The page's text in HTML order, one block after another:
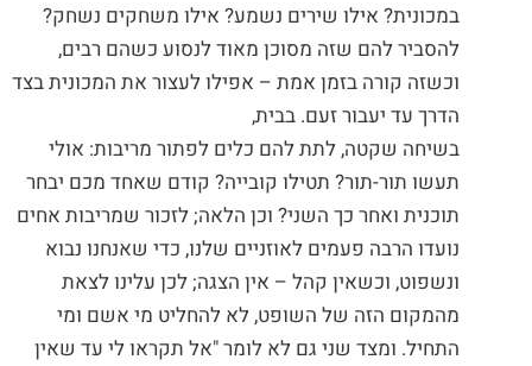
במכונית? אילו שירים נשמע? אילו משחקים נשחק?
להסביר להם שזה מסוכן מאוד לנסוע כשהם רבים,
וכשזה קורה בזמן אמת – אפילו לעצור את המכונית בצד
הדרך עד יעבור זעם. בבית,
בשיחה שקטה, לתת להם כלים לפתור מריבות: אולי
תעשו תור-תור? תטילו קובייה? קודם שאחד מכם יבחר
תוכנית ואחר כך השני? וכן הלאה; לזכור שמריבות אחים
נועדו הרבה פעמים לאוזניים שלנו, כדי שאנחנו נבוא
ונשפוט, וכשאין קהל – אין הצגה; לכן עלינו לצאת
מהמקום הזה של השופט, לא להחליט מי אשם ומי
התחיל. ומצד שני גם לא לומר "אל תקראו לי עד שאין